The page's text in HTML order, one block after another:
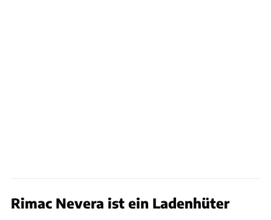
Rimac Nevera ist ein Ladenhüter